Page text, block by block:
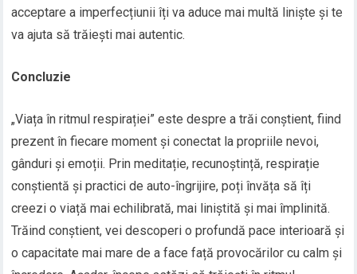
acceptare a imperfecțiunii îți va aduce mai multă liniște și te
va ajuta să trăiești mai autentic.
Concluzie
„Viața în ritmul respirației” este despre a trăi conștient, fiind
prezent în fiecare moment și conectat la propriile nevoi,
gânduri și emoții. Prin meditație, recunoștință, respirație
conștientă și practici de auto-îngrijire, poți învăța să îți
creezi o viață mai echilibrată, mai liniștită și mai împlinită.
Trăind conștient, vei descoperi o profundă pace interioară și
o capacitate mai mare de a face față provocărilor cu calm și